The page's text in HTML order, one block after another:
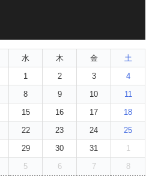
水 木 金
土
1 2 3
4
8 9 10
11
15 16 17
18
22 23 24
25
29 30 31
1
5 6 7 8